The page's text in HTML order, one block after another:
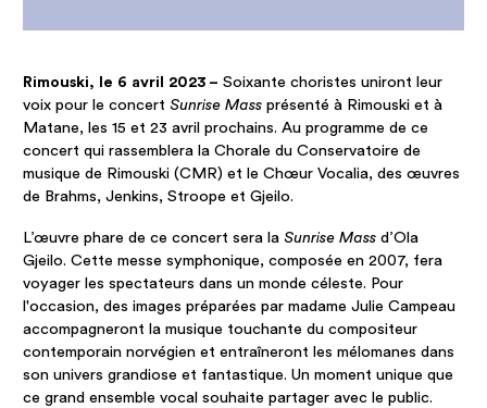
Rimouski, le 6 avril 2023 – Soixante choristes uniront leur
voix pour le concertSunrise Mass présenté à Rimouski et à
Matane, les 15 et 23 avril prochains. Au programme de ce
concert qui rassemblera la Chorale du Conservatoire de
musique de Rimouski (CMR) et le Chœur Vocalia, des œuvres
de Brahms, Jenkins, Stroope et Gjeilo.
L’œuvre phare de ce concert sera laSunrise Mass d’Ola
Gjeilo. Cette messe symphonique, composée en 2007, fera
voyager les spectateurs dans un monde céleste. Pour
l'occasion, des images préparées par madame Julie Campeau
accompagneront la musique touchante du compositeur
contemporain norvégien et entraîneront les mélomanes dans
son univers grandiose et fantastique. Un moment unique que
ce grand ensemble vocal souhaite partager avec le public.